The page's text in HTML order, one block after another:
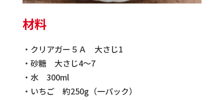
材料
・クリアガー５Ａ 大さじ1
・砂糖 大さじ4～7
・水 300ml
・いちご 約250g（一パック）